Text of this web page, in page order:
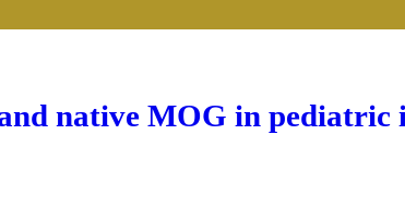
native MOG in